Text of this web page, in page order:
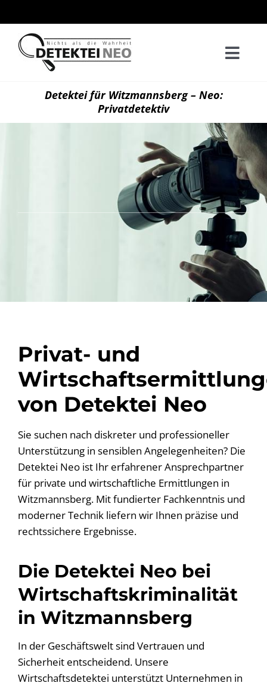
Inhalt
springen
Detektei für Witzmannsberg – Neo:
Privatdetektiv
Privat- und
von Detektei Neo
Sie suchen nach diskreter und professioneller
Unterstützung in sensiblen Angelegenheiten? Die
Detektei Neo ist Ihr erfahrener Ansprechpartner
für private und wirtschaftliche Ermittlungen in
Witzmannsberg. Mit fundierter Fachkenntnis und
moderner Technik liefern wir Ihnen präzise und
rechtssichere Ergebnisse.
Die Detektei Neo bei
Wirtschaftskriminalität
in Witzmannsberg
In der Geschäftswelt sind Vertrauen und
Sicherheit entscheidend. Unsere
Wirtschaftsdetektei unterstützt Unternehmen in